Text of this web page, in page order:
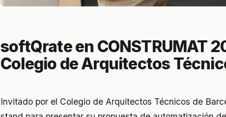
softQrate en CONSTRUMAT
Colegio de Arquitectos
Invitado por el Colegio de Arquitectos Técnicos de